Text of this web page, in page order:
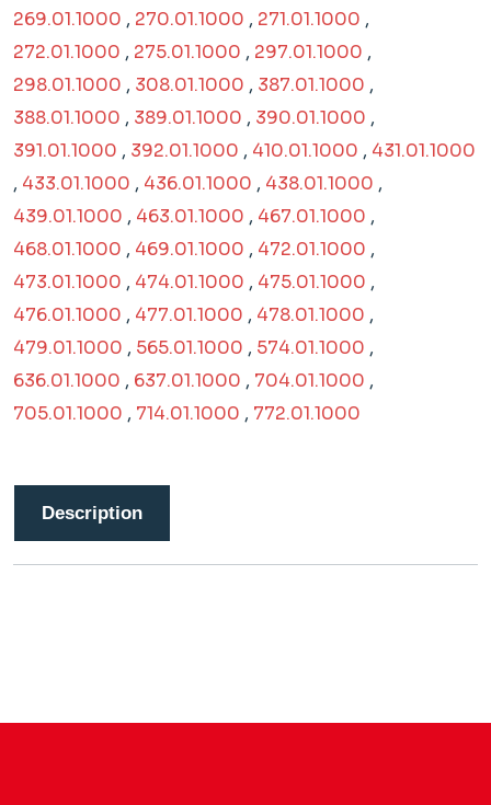
269.01.1000 , 270.01.1000 , 271.01.1000 ,
272.01.1000 , 275.01.1000 , 297.01.1000 ,
298.01.1000 , 308.01.1000 , 387.01.1000 ,
388.01.1000 , 389.01.1000 , 390.01.1000 ,
391.01.1000 , 392.01.1000 , 410.01.1000 , 431.01.1000
, 433.01.1000 , 436.01.1000 , 438.01.1000 ,
439.01.1000 , 463.01.1000 , 467.01.1000 ,
468.01.1000 , 469.01.1000 , 472.01.1000 ,
473.01.1000 , 474.01.1000 , 475.01.1000 ,
476.01.1000 , 477.01.1000 , 478.01.1000 ,
479.01.1000 , 565.01.1000 , 574.01.1000 ,
636.01.1000 , 637.01.1000 , 704.01.1000 ,
705.01.1000 , 714.01.1000 , 772.01.1000
Description